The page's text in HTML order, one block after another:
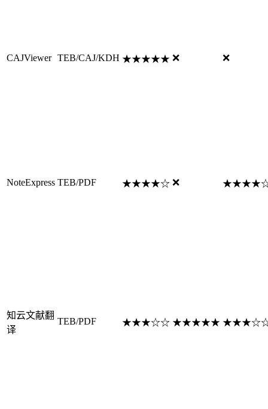
CAJViewer TEB/CAJ/KDH ★★★★★ ❌ ❌
NoteExpress TEB/PDF ★★★★☆ ❌
知云文献翻
译
TEB/PDF ★★★☆☆ ★★★★★